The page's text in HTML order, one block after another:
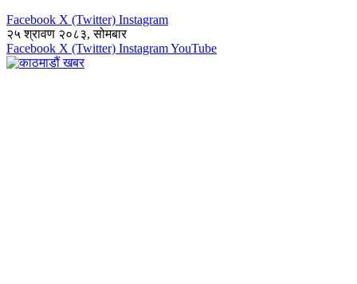
Facebook X (Twitter) Instagram
२५ श्रावण २०८३, सोमबार
Facebook X (Twitter) InstagramYouTube